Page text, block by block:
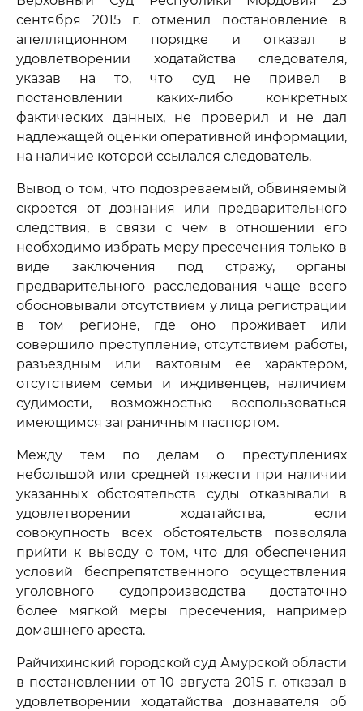
сентября 2015 г. отменил постановление в
апелляционном порядке и отказал в
удовлетворении ходатайства следователя,
указав на то, что суд не привел в
постановлении каких-либо конкретных
фактических данных, не проверил и не дал
надлежащей оценки оперативной информации,
на наличие которой ссылался следователь.
Вывод о том, что подозреваемый, обвиняемый
скроется от дознания или предварительного
следствия, в связи с чем в отношении его
необходимо избрать меру пресечения только в
виде заключения под стражу, органы
предварительного расследования чаще всего
обосновывали отсутствием у лица регистрации
в том регионе, где оно проживает или
совершило преступление, отсутствием работы,
разъездным или вахтовым ее характером,
отсутствием семьи и иждивенцев, наличием
судимости, возможностью воспользоваться
имеющимся заграничным паспортом.
Между тем по делам о преступлениях
небольшой или средней тяжести при наличии
указанных обстоятельств суды отказывали в
удовлетворении ходатайства, если
совокупность всех обстоятельств позволяла
прийти к выводу о том, что для обеспечения
условий беспрепятственного осуществления
уголовного судопроизводства достаточно
более мягкой меры пресечения, например
домашнего ареста.
Райчихинский городской суд Амурской области
в постановлении от 10 августа 2015 г. отказал в
удовлетворении ходатайства дознавателя об